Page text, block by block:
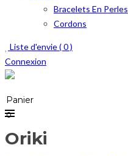
Bracelets En Perles
Cordons
Liste d'envie (0)
Connexion
Panier
0
Oriki